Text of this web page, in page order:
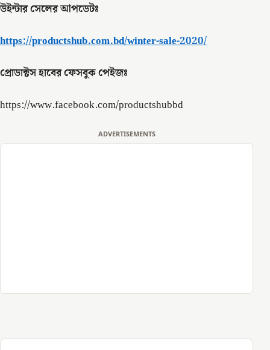
উইন্টার সেলের আপডেটঃ
https://productshub.com.bd/winter-sale-2020/
প্রোডাক্টস হাবের ফেসবুক পেইজঃ
https://www.facebook.com/productshubbd
ADVERTISEMENTS